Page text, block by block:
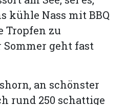
kühle Nass mit BBQ
Tropfen zu
geht fast
an schönster
rund 250 schattige